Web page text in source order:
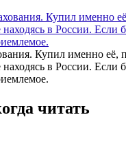
Купил именно её,
находясь в России.
читать